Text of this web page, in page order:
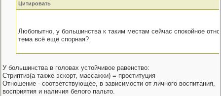
Цитировать
Любопытно, у большинства к таким местам сейчас спокойное
тема всё ещё спорная?
У большинства в головах устойчивое равенство:
Стриптиз(а также эскорт, массажки) = проституция
Отношение - соответствующее, в зависимости от личного воспитания,
восприятия и наличия белого пальто.